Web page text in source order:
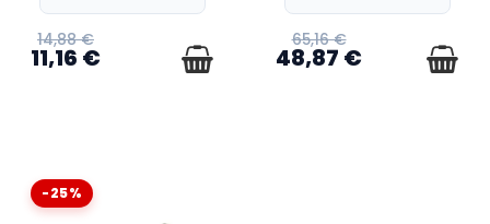
14,88 €
11,16 €
65,16 €
48,87 €
-25%